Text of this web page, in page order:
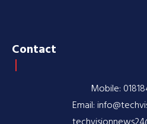
Contact
Mobile:
Email: